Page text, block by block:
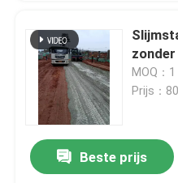
Thuis
MOQ：
Prijs：
Beste prijs